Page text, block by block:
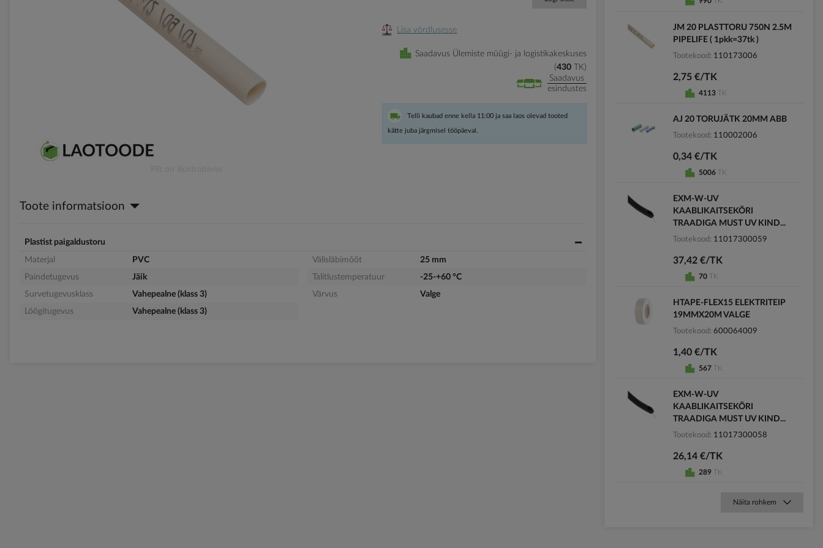
beginning
images
gallery
Lisa võrdlusesse
Saadavus Ülemiste müügi- ja logistikakeskuses
430
TK
Saadavus
esindustes
Telli kaubad enne kella 11:00 ja saa laos olevad tooted
kätte juba järgmisel tööpäeval.
Toote informatsioon
Plastist paigaldustoru
Materjal
PVC
Paindetugevus
Jäik
Survetugevusklass
Vahepealne (klass 3)
Löögitugevus
Vahepealne (klass 3)
Välisläbimõõt
25 mm
Talitlustemperatuur
-25-+60 °C
Värvus
Valge
JM 20 PLASTTORU 750N 2.5M
PIPELIFE ( 1pkk=37tk )
Tootekood 110173006
2,75 €/TK
4113 TK
AJ 20 TORUJÄTK 20MM ABB
Tootekood 110002006
0,34 €/TK
5006 TK
EXM-W-UV
KAABLIKAITSEKÕRI
TRAADIGA MUST UV KIND...
Tootekood 11017300059
37,42 €/TK
70 TK
HTAPE-FLEX15 ELEKTRITEIP
19MMX20M VALGE
Tootekood 600064009
1,40 €/TK
567 TK
EXM-W-UV
KAABLIKAITSEKÕRI
TRAADIGA MUST UV KIND...
Tootekood 11017300058
26,14 €/TK
289 TK
Näita rohkem